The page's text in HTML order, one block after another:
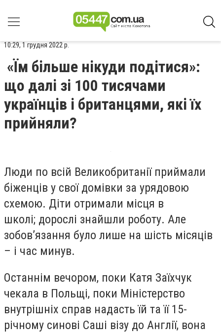
10:29, 1 грудня 2022 р.
«Їм більше нікуди подітися»:
що далі зі 100 тисячами
українців і британцями, які їх
прийняли?
Люди по всій Великобританії приймали
біженців у свої домівки за урядовою
схемою. Діти отримали місця в
школі; дорослі знайшли роботу. Але
зобов’язання було лише на шість місяців
– і час минув.
Останнім вечором, поки Катя Заїхчук
чекала в Польщі, поки Міністерство
внутрішніх справ надасть їй та її 15-
річному синові Саші візу до Англії, вона